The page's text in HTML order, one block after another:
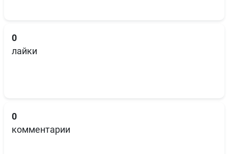
0
лайки
0
комментарии